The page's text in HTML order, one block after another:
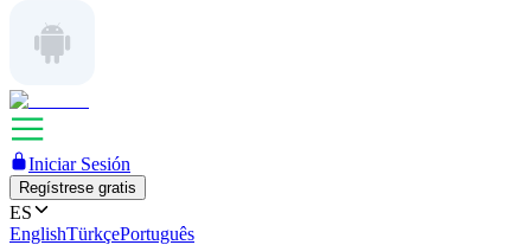
Iniciar Sesión
Regístrese gratis
ES
EnglishTürkçePortuguês